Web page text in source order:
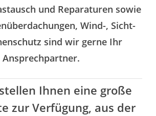
und Reparaturen sowie
Wind-, Sicht-
sind wir gerne Ihr
Ansprechpartner.
Ihnen eine große
zur Verfügung, aus der